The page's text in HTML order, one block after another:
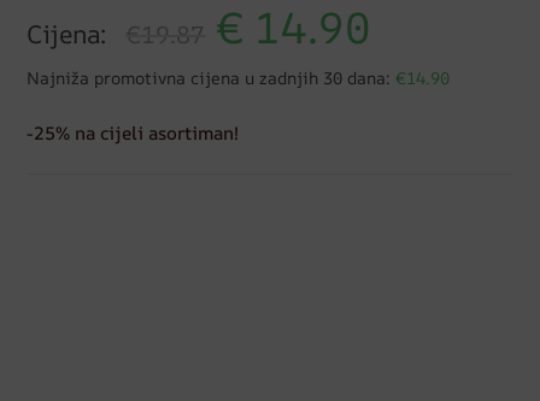
Cijena: €19.87 € 14.90
Najniža promotivna cijena u zadnjih 30 dana: €14.90
-25% na cijeli asortiman!